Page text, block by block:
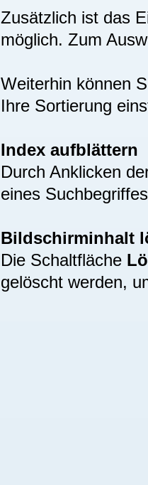
Zusätzlich ist das
möglich. Zum
Weiterhin können
Ihre Sortierung
Index aufblättern
Durch Anklicken
eines
Bildschirminhalt
Die Schaltfläche
gelöscht werden,